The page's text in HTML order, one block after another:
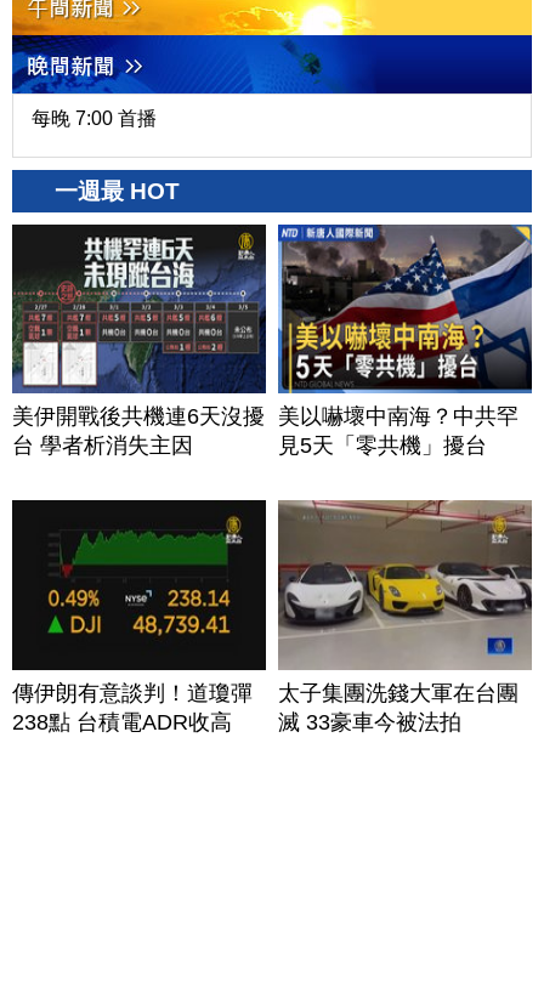
每晚 7:00 首播
一週最 HOT
美伊開戰後共機連6天沒擾
台 學者析消失主因
美以嚇壞中南海？中共罕
見5天「零共機」擾台
傳伊朗有意談判！道瓊彈
238點 台積電ADR收高
太子集團洗錢大軍在台團
滅 33豪車今被法拍